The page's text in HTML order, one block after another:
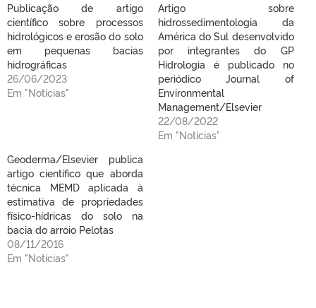
Publicação de artigo
científico sobre processos
hidrológicos e erosão do solo
em pequenas bacias
hidrográficas
26/06/2023
Em "Notícias"
Artigo sobre
hidrossedimentologia da
América do Sul desenvolvido
por integrantes do GP
Hidrologia é publicado no
periódico Journal of
Environmental
Management/Elsevier
22/08/2022
Em "Notícias"
Geoderma/Elsevier publica
artigo científico que aborda
técnica MEMD aplicada à
estimativa de propriedades
físico-hídricas do solo na
bacia do arroio Pelotas
08/11/2016
Em "Notícias"